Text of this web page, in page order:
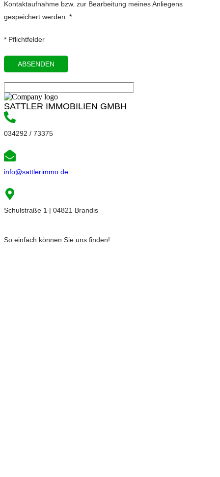
Kontaktaufnahme bzw. zur Bearbeitung meines Anliegens
gespeichert werden. *
* Pflichtfelder
SATTLER IMMOBILIEN GMBH
034292 / 73375
info@sattlerimmo.de
Schulstraße 1 | 04821 Brandis
So einfach können Sie uns finden!